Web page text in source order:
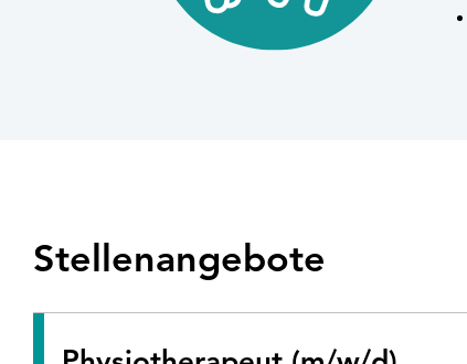
Stellenangebote